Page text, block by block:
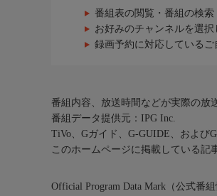
番組表の閲覧・番組の検
お好みのチャンネルを選択
録画予約に対応しているご
番組内容、放送時間などが実際の放
番組データ提供元：IPG Inc.
TiVo、Gガイド、G-GUIDE、および
このホームページに掲載している記
Official Program Data Mark（公式番組